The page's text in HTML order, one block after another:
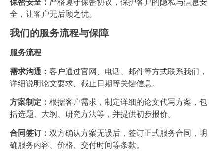
保密安全： 严格遵守保密协议，保护客户的隐私与信息安
全，让客户无后顾之忧。
我们的服务流程与保障
服务流程
需求沟通： 客户通过官网、电话、邮件等方式联系我们，
详细说明论文要求、截止日期等关键信息。
方案制定： 根据客户需求，制定详细的论文代写方案，包
括选题、大纲、研究方法等，并提供初步报价。
合同签订： 双方确认方案无误后，签订正式服务合同，明
确服务内容、价格、交付时间等条款。